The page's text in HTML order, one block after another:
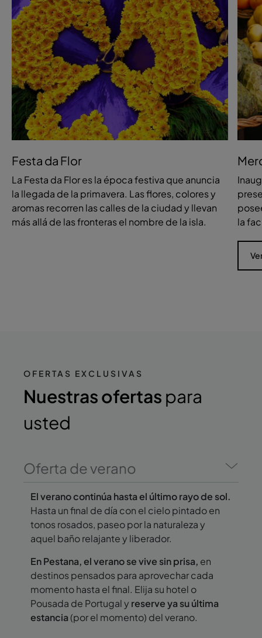
Festa da Flor
La Festa da Flor es la época festiva que anuncia
la llegada de la primavera. Las flores, colores y
aromas recorren las calles de la ciudad y llevan
más allá de las fronteras el nombre de la isla.
la
OFERTAS EXCLUSIVAS
Nuestras ofertas para
usted
Oferta de verano
El verano continúa hasta el último rayo de sol.
Hasta un final de día con el cielo pintado en
tonos rosados, paseo por la naturaleza y
aquel baño relajante y liberador.
En Pestana, el verano se vive sin prisa, en
destinos pensados para aprovechar cada
momento hasta el final. Elija su hotel o
Pousada de Portugal y reserve ya su última
estancia (por el momento) del verano.